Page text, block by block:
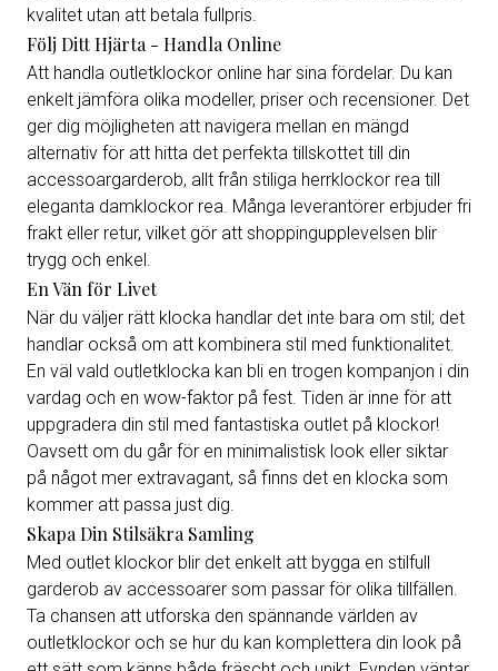
kvalitet utan att betala fullpris.
Följ Ditt Hjärta - Handla Online
Att handla outletklockor online har sina fördelar. Du kan
enkelt jämföra olika modeller, priser och recensioner. Det
ger dig möjligheten att navigera mellan en mängd
alternativ för att hitta det perfekta tillskottet till din
accessoargarderob, allt från stiliga herrklockor rea till
eleganta damklockor rea. Många leverantörer erbjuder fri
frakt eller retur, vilket gör att shoppingupplevelsen blir
trygg och enkel.
En Vän för Livet
När du väljer rätt klocka handlar det inte bara om stil; det
handlar också om att kombinera stil med funktionalitet.
En väl vald outletklocka kan bli en trogen kompanjon i din
vardag och en wow-faktor på fest. Tiden är inne för att
uppgradera din stil med fantastiska outlet på klockor!
Oavsett om du går för en minimalistisk look eller siktar
på något mer extravagant, så finns det en klocka som
kommer att passa just dig.
Skapa Din Stilsäkra Samling
Med outlet klockor blir det enkelt att bygga en stilfull
garderob av accessoarer som passar för olika tillfällen.
Ta chansen att utforska den spännande världen av
outletklockor och se hur du kan komplettera din look på